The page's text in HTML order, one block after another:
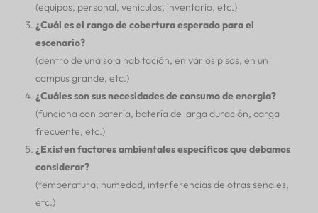
(equipos, personal, vehículos, inventario, etc.)
¿Cuál es el rango de cobertura esperado para el
escenario?
(dentro de una sola habitación, en varios pisos, en un
campus grande, etc.)
¿Cuáles son sus necesidades de consumo de energía?
(funciona con batería, batería de larga duración, carga
frecuente, etc.)
¿Existen factores ambientales específicos que debamos
considerar?
(temperatura, humedad, interferencias de otras señales,
etc.)